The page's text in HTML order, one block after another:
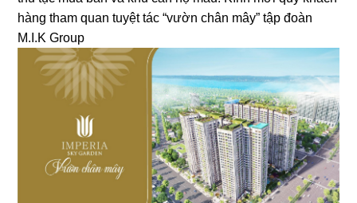
hàng tham quan tuyệt tác “vườn chân mây” tập đoàn
M.I.K Group